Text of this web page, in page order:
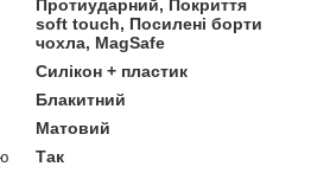
Протиударний, Покриття
soft touch, Посилені борти
чохла, MagSafe
Силікон + пластик
Блакитний
Матовий
Так